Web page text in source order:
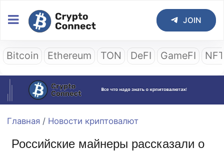
JOIN
Bitcoin Ethereum TON DeFI GameFI
Главная / Новости криптовалют
Российские майнеры рассказали о